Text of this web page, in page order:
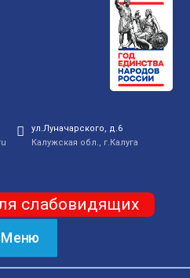
ул.Луначарского, д.6
Калужская обл., г.Калуга
слабовидящих
Меню